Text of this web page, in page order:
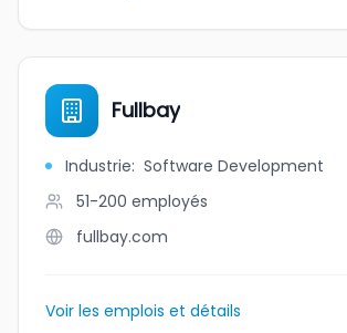
Fullbay
Industrie: Software Development
51-200 employés
fullbay.com
Voir les emplois et détails